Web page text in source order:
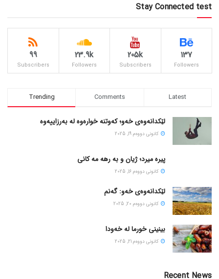
Stay Connected test
137
Followers
205k
Subscribers
23.9k
Followers
99
Subscribers
Trending Comments Latest
لێکدانەوەی خەو؛ کەوتنە خوارەوە لە بەرزاییەوە
كانونی دووه‌م 19, 2025
پیره میرد؛ ژیان و به رهه مه کانی
كانونی دووه‌م 16, 2025
لێکدانەوەی خەو: گەنم
كانونی دووه‌م 20, 2025
بینینی خورما لە خەودا
كانونی دووه‌م 21, 2025
Recent News